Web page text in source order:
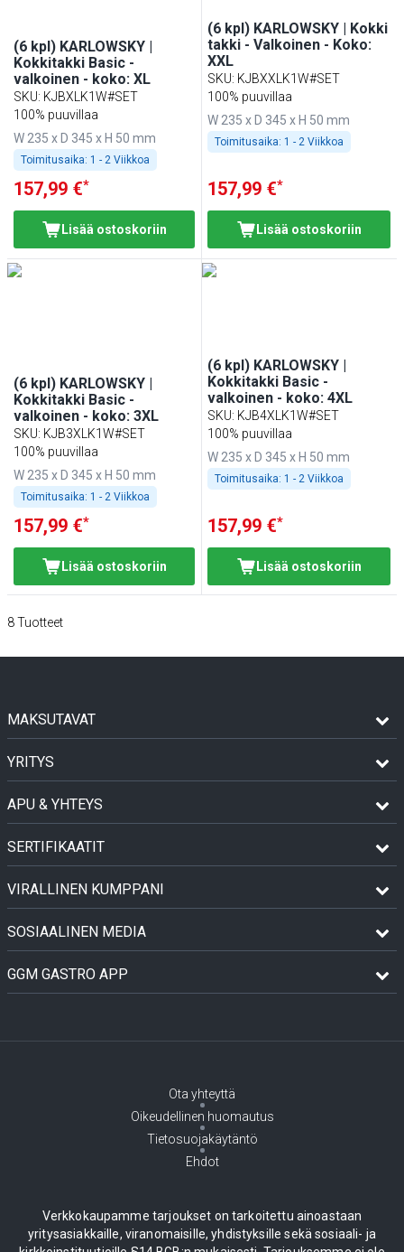
(6 kpl) KARLOWSKY |
Kokkitakki Basic -
valkoinen - koko: XL
SKU: KJBXLK1W#SET
100% puuvillaa
W 235 x D 345 x H 50 mm
Toimitusaika: 1 - 2 Viikkoa
157,99 €*
Lisää ostoskoriin
(6 kpl) KARLOWSKY | Kokki
takki - Valkoinen - Koko:
XXL
SKU: KJBXXLK1W#SET
100% puuvillaa
W 235 x D 345 x H 50 mm
Toimitusaika: 1 - 2 Viikkoa
157,99 €*
Lisää ostoskoriin
(6 kpl) KARLOWSKY |
Kokkitakki Basic -
valkoinen - koko: 3XL
SKU: KJB3XLK1W#SET
100% puuvillaa
W 235 x D 345 x H 50 mm
Toimitusaika: 1 - 2 Viikkoa
157,99 €*
Lisää ostoskoriin
(6 kpl) KARLOWSKY |
Kokkitakki Basic -
valkoinen - koko: 4XL
SKU: KJB4XLK1W#SET
100% puuvillaa
W 235 x D 345 x H 50 mm
Toimitusaika: 1 - 2 Viikkoa
157,99 €*
Lisää ostoskoriin
8Tuotteet
MAKSUTAVAT
YRITYS
APU & YHTEYS
SERTIFIKAATIT
VIRALLINEN KUMPPANI
SOSIAALINEN MEDIA
GGM GASTRO APP
Ota yhteyttä
Oikeudellinen huomautus
Tietosuojakäytäntö
Ehdot
Verkkokaupamme tarjoukset on tarkoitettu ainoastaan
yritysasiakkaille, viranomaisille, yhdistyksille sekä sosiaali- ja